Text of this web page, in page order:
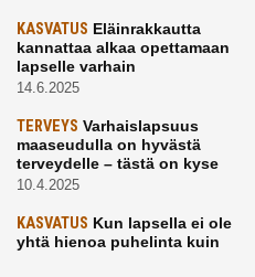
KASVATUS Eläinrakkautta
kannattaa alkaa opettamaan
lapselle varhain
14.6.2025
TERVEYS Varhaislapsuus
maaseudulla on hyvästä
terveydelle – tästä on kyse
10.4.2025
KASVATUS Kun lapsella ei ole
yhtä hienoa puhelinta kuin